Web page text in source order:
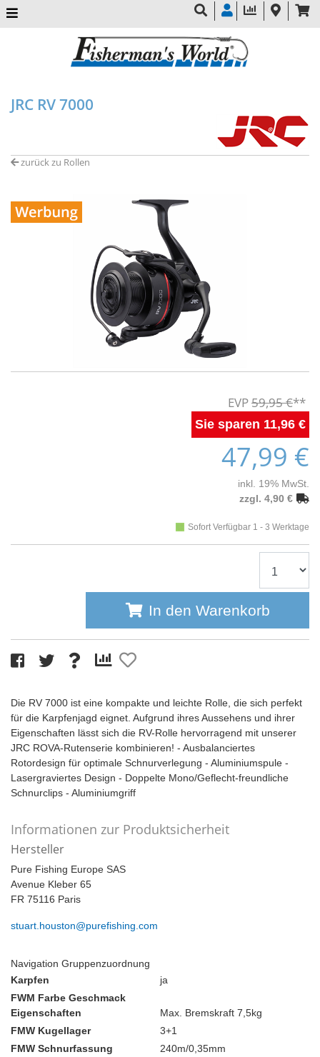
JRC RV 7000
zurück zu Rollen
59,95 €
11,96 €
47,99 €
inkl. 19% MwSt.
zzgl. 4,90 €
Sofort Verfügbar 1 - 3 Werktage
In den Warenkorb
Die RV 7000 ist eine kompakte und leichte Rolle, die sich perfekt
für die Karpfenjagd eignet. Aufgrund ihres Aussehens und ihrer
Eigenschaften lässt sich die RV-Rolle hervorragend mit unserer
JRC ROVA-Rutenserie kombinieren! - Ausbalanciertes
Rotordesign für optimale Schnurverlegung - Aluminiumspule -
Lasergraviertes Design - Doppelte Mono/Geflecht-freundliche
Schnurclips - Aluminiumgriff
Informationen zur Produktsicherheit
Hersteller
Pure Fishing Europe SAS
Avenue Kleber 65
FR 75116 Paris
stuart.houston@purefishing.com
Navigation Gruppenzuordnung
Karpfen
ja
FWM Farbe Geschmack
Eigenschaften
Max. Bremskraft 7,5kg
FMW Kugellager
3+1
FMW Schnurfassung
240m/0,35mm